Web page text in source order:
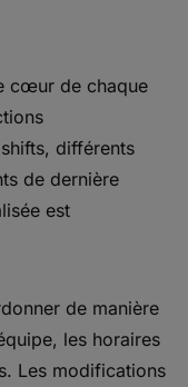
cœur de chaque
différents
de dernière
est
de manière
les horaires
Les modifications